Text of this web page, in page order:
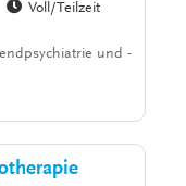
Voll/Teilzeit
und -